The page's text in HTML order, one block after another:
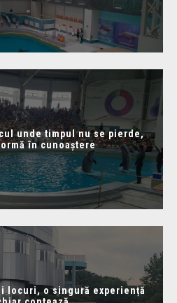
unde timpul nu se pierde,
în cunoaștere
locuri, o singură experiență